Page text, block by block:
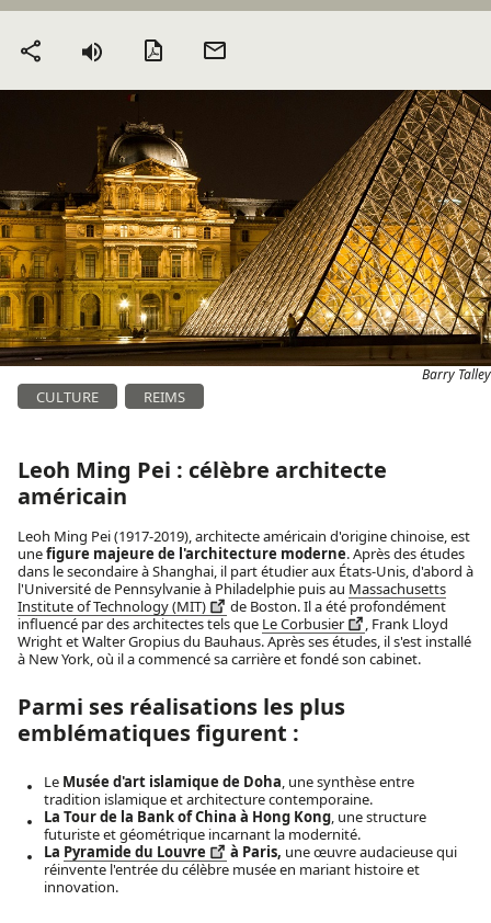
Partager Version PDF
Barry Talley
CULTURE REIMS
Leoh Ming Pei : célèbre architecte
américain
Leoh Ming Pei (1917-2019), architecte américain d'origine chinoise, est
unefigure majeure de l'architecture moderne. Après des études
dans le secondaire à Shanghai, il part étudier aux États-Unis, d'abord à
l'Université de Pennsylvanie à Philadelphie puis au Massachusetts
Institute of Technology (MIT)
de Boston. Il a été profondément
influencé par des architectes tels que Le Corbusier
, Frank Lloyd
Wright et Walter Gropius du Bauhaus. Après ses études, il s'est installé
à New York, où il a commencé sa carrière et fondé son cabinet.
Parmi ses réalisations les plus
emblématiques figurent :
Le Musée d'art islamique de Doha, une synthèse entre
tradition islamique et architecture contemporaine.
La Tour de la Bank of China à Hong Kong, une structure
futuriste et géométrique incarnant la modernité.
La Pyramide du Louvre à Paris, une œuvre audacieuse qui
réinvente l'entrée du célèbre musée en mariant histoire et
innovation.